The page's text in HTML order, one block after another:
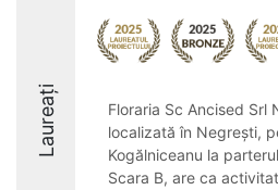
Laureați
Floraria Sc Ancised Srl
localizată în Negrești,
Kogălniceanu la
Scara B, are ca